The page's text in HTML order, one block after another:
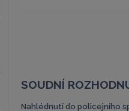
SOUDNÍ
Nahlédnutí do policejního